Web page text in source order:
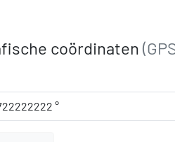
coördinaten
°